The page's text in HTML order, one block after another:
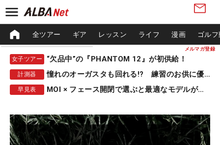
メルマガ登録
全ツアー ギア レッスン ライフ 漫画 ゴル
女子ツアー “欠品中”の『PHANTOM 12』が初供給！
計測器 憧れのオーガスタも回れる!? 練習のお供に優秀な一品
早見表 MOI × フェース開閉で選ぶと最適なモデルが見つかる